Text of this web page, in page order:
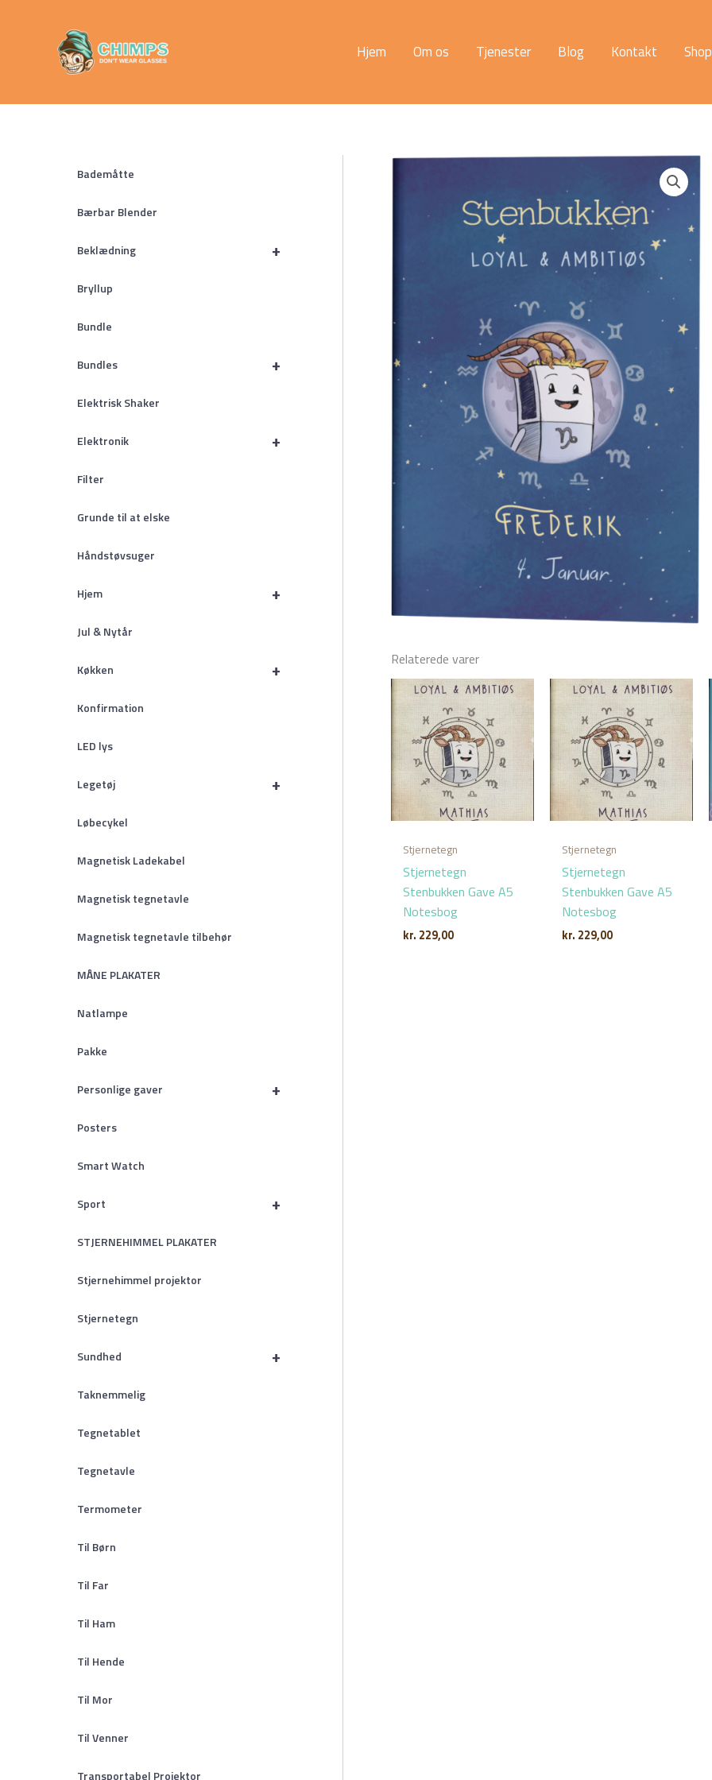
Hjem Om os Tjenester Blog Kontakt Shop
Bademåtte
Bærbar Blender
+
Beklædning
Bryllup
Bundle
+
Bundles
Elektrisk Shaker
+
Elektronik
Filter
Grunde til at elske
Håndstøvsuger
+
Hjem
Jul & Nytår
+
Køkken
Konfirmation
LED lys
+
Legetøj
Løbecykel
Magnetisk Ladekabel
Magnetisk tegnetavle
Magnetisk tegnetavle tilbehør
MÅNE PLAKATER
Natlampe
Pakke
+
Personlige gaver
Posters
Smart Watch
+
Sport
STJERNEHIMMEL PLAKATER
Stjernehimmel projektor
Stjernetegn
+
Sundhed
Taknemmelig
Tegnetablet
Tegnetavle
Termometer
Til Børn
Til Far
Til Ham
Til Hende
Til Mor
Til Venner
Transportabel Projektor
Relaterede varer
Stjernetegn
Stjernetegn
Stenbukken Gave A5
Notesbog
kr. 229,00
Stjernetegn
Stjernetegn
Stenbukken Gave A5
Notesbog
kr. 229,00